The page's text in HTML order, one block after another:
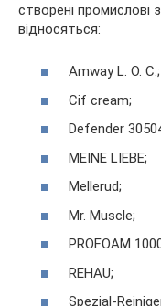
створені промислові
відносяться:
Amway L. O. C.;
Cif cream;
Defender
MEINE LIEBE;
Mellerud;
Mr. Muscle;
PROFOAM
REHAU;
Spezial-